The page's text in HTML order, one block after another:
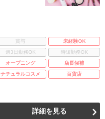
賞与
未経験OK
週3日勤務OK
時短勤務OK
オープニング
店長候補
ナチュラルコスメ 百貨店
詳細を見る